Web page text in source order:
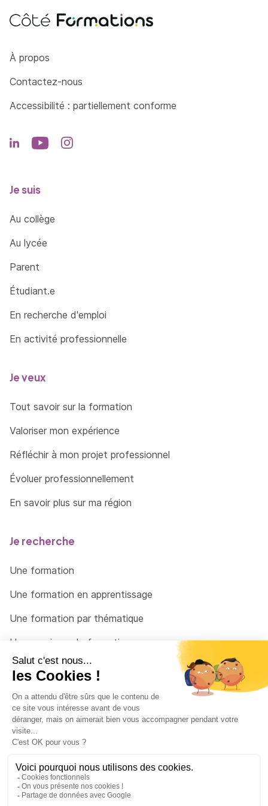
Côté Formations
À propos
Contactez-nous
Accessibilité : partiellement conforme
Je suis
Au collège
Au lycée
Parent
Étudiant.e
En recherche d'emploi
En activité professionnelle
Je veux
Tout savoir sur la formation
Valoriser mon expérience
Réfléchir à mon projet professionnel
Évoluer professionnellement
En savoir plus sur ma région
Je recherche
Une formation
Une formation en apprentissage
Une formation par thématique
Un organisme de formation
Un conseiller
© 2026 - Côté Formations - par Via Compétences
Menu Pied de page
Mentions Légales